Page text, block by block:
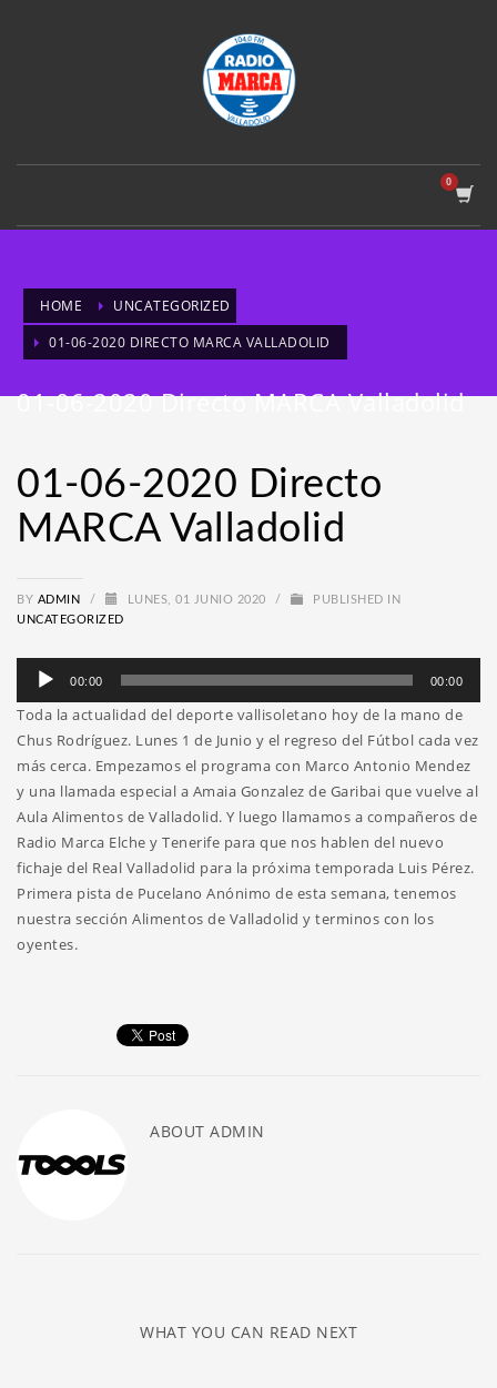
HOME
UNCATEGORIZED
01-06-2020 DIRECTO MARCA VALLADOLID
01-06-2020 Directo MARCA Valladolid
01-06-2020 Directo
MARCA Valladolid
BY ADMIN / LUNES, 01 JUNIO 2020 /
PUBLISHED IN
UNCATEGORIZED
Reproductor
audio
00:00 00:00
Toda la actualidad del deporte vallisoletano hoy de la mano de
Chus Rodríguez. Lunes 1 de Junio y el regreso del Fútbol cada vez
más cerca. Empezamos el programa con Marco Antonio Mendez
y una llamada especial a Amaia Gonzalez de Garibai que vuelve al
Aula Alimentos de Valladolid. Y luego llamamos a compañeros de
Radio Marca Elche y Tenerife para que nos hablen del nuevo
fichaje del Real Valladolid para la próxima temporada Luis Pérez.
Primera pista de Pucelano Anónimo de esta semana, tenemos
nuestra sección Alimentos de Valladolid y terminos con los
oyentes.
ABOUT ADMIN
WHAT YOU CAN READ NEXT